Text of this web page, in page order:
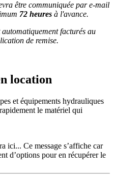
être communiquée par e-mail
72 heures à l'avance.
facturés au
de remise.
location
et équipements hydrauliques
le matériel qui
ici... Ce message s’affiche car
d’options pour en récupérer le